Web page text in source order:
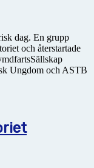
dag. En grupp
och återstartade
Ungdom och ASTB